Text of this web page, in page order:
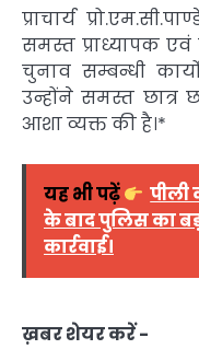
प्राचार्य
समस्त प्राध्यापक एवं
चुनाव सम्बन्धी
उन्होंने समस्त छात्र
आशा व्यक्त की है।*
यह भी पढ़ें
पीली
के बाद पुलिस का
कार्रवाई।
ख़बर शेयर करें -